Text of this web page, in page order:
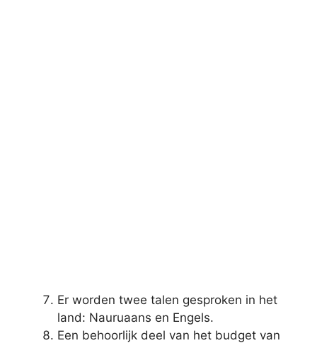
Er worden twee talen gesproken in het
land: Nauruaans en Engels.
Een behoorlijk deel van het budget van